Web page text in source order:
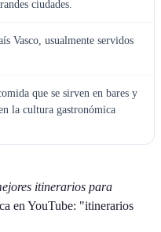
ciudades.
Vasco, usualmente servidos
que se sirven en bares y
la cultura gastronómica
itinerarios para
en YouTube: "itinerarios